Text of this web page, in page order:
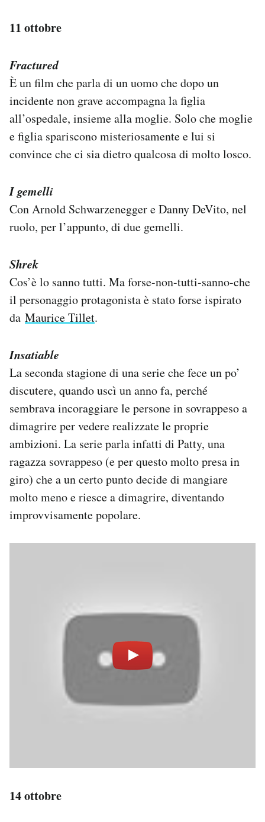
11 ottobre
Fractured
È un film che parla di un uomo che dopo un
incidente non grave accompagna la figlia
all’ospedale, insieme alla moglie. Solo che moglie
e figlia spariscono misteriosamente e lui si
convince che ci sia dietro qualcosa di molto losco.
I gemelli
Con Arnold Schwarzenegger e Danny DeVito, nel
ruolo, per l’appunto, di due gemelli.
Shrek
Cos’è lo sanno tutti. Ma forse-non-tutti-sanno-che
il personaggio protagonista è stato forse ispirato
da Maurice Tillet.
Insatiable
La seconda stagione di una serie che fece un po’
discutere, quando uscì un anno fa, perché
sembrava incoraggiare le persone in sovrappeso a
dimagrire per vedere realizzate le proprie
ambizioni. La serie parla infatti di Patty, una
ragazza sovrappeso (e per questo molto presa in
giro) che a un certo punto decide di mangiare
molto meno e riesce a dimagrire, diventando
improvvisamente popolare.
14 ottobre